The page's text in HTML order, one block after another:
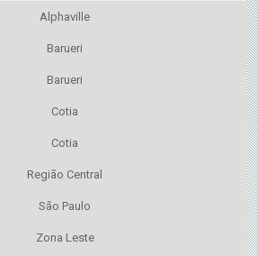
Alphaville
Barueri
Barueri
Cotia
Cotia
Região Central
São Paulo
Zona Leste